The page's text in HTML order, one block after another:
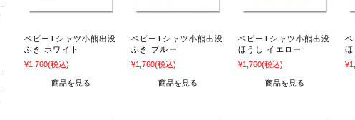
ベビーTシャツ小熊出没
ふき ホワイト
¥1,760(税込)
商品を見る
ベビーTシャツ小熊出没
ふき ブルー
¥1,760(税込)
商品を見る
ベビーTシャツ小熊出没
ほうし イエロー
¥1,760(税込)
商品を見る
ベ
ほ